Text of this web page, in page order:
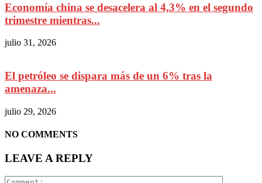
Economía china se desacelera al 4,3% en el segundo
trimestre mientras...
julio 31, 2026
El petróleo se dispara más de un 6% tras la
amenaza...
julio 29, 2026
NO COMMENTS
LEAVE A REPLY